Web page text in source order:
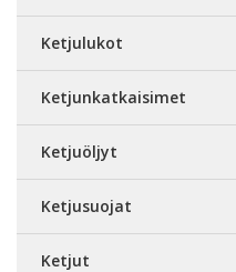
Ketjulukot
Ketjunkatkaisimet
Ketjuöljyt
Ketjusuojat
Ketjut